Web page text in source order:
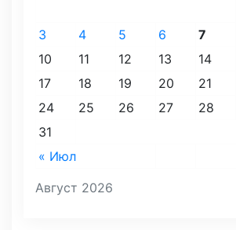
Август 2026
« Июл
3
4 5 6 7
10
11 12 13 14
17
18 19 20 21
24
25 26 27 28
31